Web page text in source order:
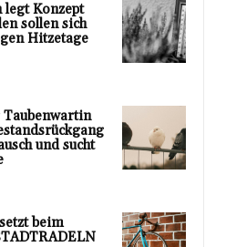
legt Konzept
sollen sich
Hitzetage
und sucht
beim